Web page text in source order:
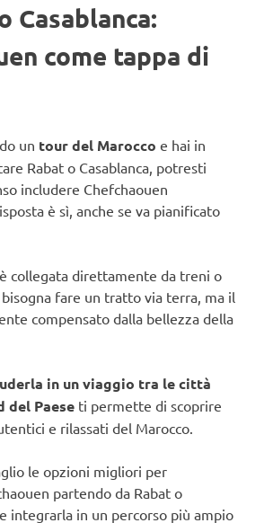
Casablanca:
come tappa di
un tour del Marocco e hai in
Rabat o Casablanca, potresti
includere Chefchaouen
è sì, anche se va pianificato
collegata direttamente da treni o
fare un tratto via terra, ma il
compensato dalla bellezza della
in un viaggio tra le città
del Paese ti permette di scoprire
e rilassati del Marocco.
le opzioni migliori per
partendo da Rabat o
integrarla in un percorso più ampio